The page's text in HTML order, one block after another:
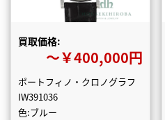
買取価格:
〜￥400,000円
ポートフィノ・クロノグラフ
IW391036
色:ブルー